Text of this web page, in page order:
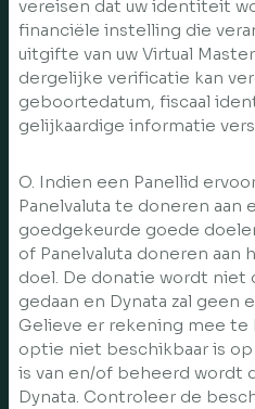
vereisen dat uw identiteit
financiële instelling die
uitgifte van uw Virtual
dergelijke verificatie kan
geboortedatum, fiscaal
gelijkaardige informatie
O. Indien een Panellid
Panelvaluta te doneren aan
goedgekeurde goede
of Panelvaluta doneren
doel. De donatie wordt niet
gedaan en Dynata zal geen
Gelieve er rekening mee te
optie niet beschikbaar is
is van en/of beheerd wordt
Dynata. Controleer de